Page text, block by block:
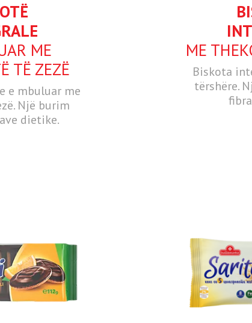
ME
TË ZEZË
e mbuluar me
Një burim
dietike.
ME
Biskota
tërshëre.